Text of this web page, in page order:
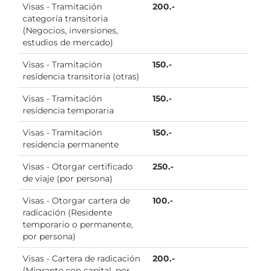
Visas - Tramitación
categoría transitoria
(Negocios, inversiones,
estudios de mercado)
200.-
Visas - Tramitación
residencia transitoria (otras)
150.-
Visas - Tramitación
residencia temporaria
150.-
Visas - Tramitación
residencia permanente
150.-
Visas - Otorgar certificado
de viaje (por persona)
250.-
Visas - Otorgar cartera de
radicación (Residente
temporario o permanente,
por persona)
100.-
Visas - Cartera de radicación
200.-